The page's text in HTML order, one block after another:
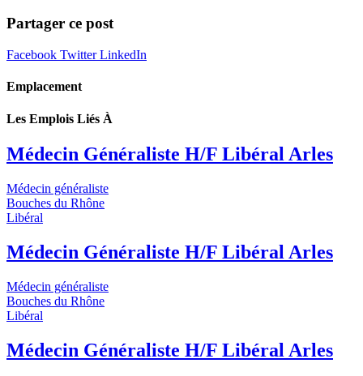
Partager ce post
Facebook TwitterLinkedIn
Emplacement
Les Emplois Liés À
Médecin Généraliste H/F Libéral Arles
Médecin généraliste
Bouches du Rhône
Libéral
Médecin Généraliste H/F Libéral Arles
Médecin généraliste
Bouches du Rhône
Libéral
Médecin Généraliste H/F Libéral Arles